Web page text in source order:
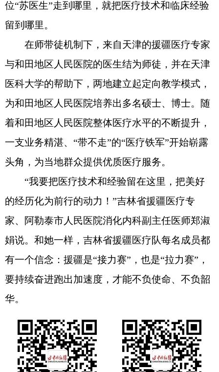
位“苏医生”走到哪里，就把医疗技术和临床经验
留到哪里。
在师带徒机制下，来自天津的援疆医疗专家
与和田地区人民医院的医生结为师徒，并在天津
医科大学的帮助下，两地建立起定向教学模式，
为和田地区人民医院培养出多名硕士、博士。随
着和田地区人民医院整体医疗水平的不断提升，
一支业务精湛、“带不走”的“医疗铁军”开始崭露
头角，为当地群众提供优质医疗服务。
“我要把医疗技术和经验留在这里，把美好
的经历化为前行的动力！”吉林省援疆医疗专
家、阿勒泰市人民医院消化内科副主任医师郑淑
娟说。和她一样，吉林省援疆医疗队每名成员都
有一个信念：援疆是“接力赛”，也是“拉力赛”，
要持续奋进跑出加速度，才能不负使命、不负韶
华。